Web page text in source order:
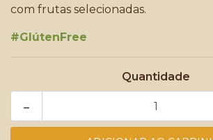
com frutas selecionadas.
#GlútenFree
Quantidade
-